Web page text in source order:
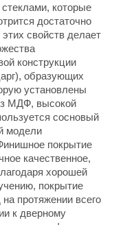
которые
достаточно
свойств делает
конструкции
образующих
установлены
МДФ, высокой
сосновый
модели
покрытие
качественное,
хорошей
покрытие
протяжении всего
к дверному